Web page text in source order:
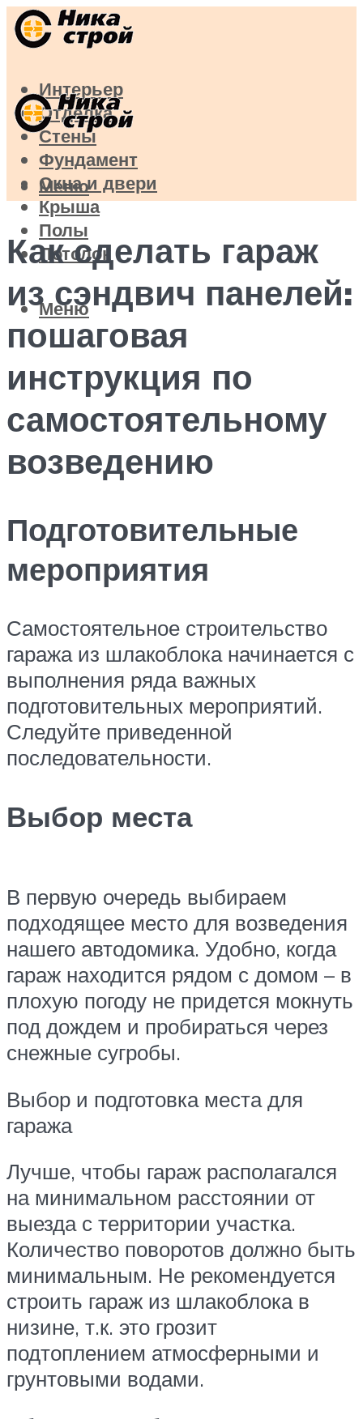
Интерьер
Отделка
Стены
Фундамент
Окна и двери
Крыша
Полы
Потолок
Меню
Меню
Как сделать гараж
из сэндвич панелей:
пошаговая
инструкция по
самостоятельному
возведению
Подготовительные
мероприятия
Самостоятельное строительство
гаража из шлакоблока начинается с
выполнения ряда важных
подготовительных мероприятий.
Следуйте приведенной
последовательности.
Выбор места
В первую очередь выбираем
подходящее место для возведения
нашего автодомика. Удобно, когда
гараж находится рядом с домом – в
плохую погоду не придется мокнуть
под дождем и пробираться через
снежные сугробы.
Выбор и подготовка места для
гаража
Лучше, чтобы гараж располагался
на минимальном расстоянии от
выезда с территории участка.
Количество поворотов должно быть
минимальным. Не рекомендуется
строить гараж из шлакоблока в
низине, т.к. это грозит
подтоплением атмосферными и
грунтовыми водами.